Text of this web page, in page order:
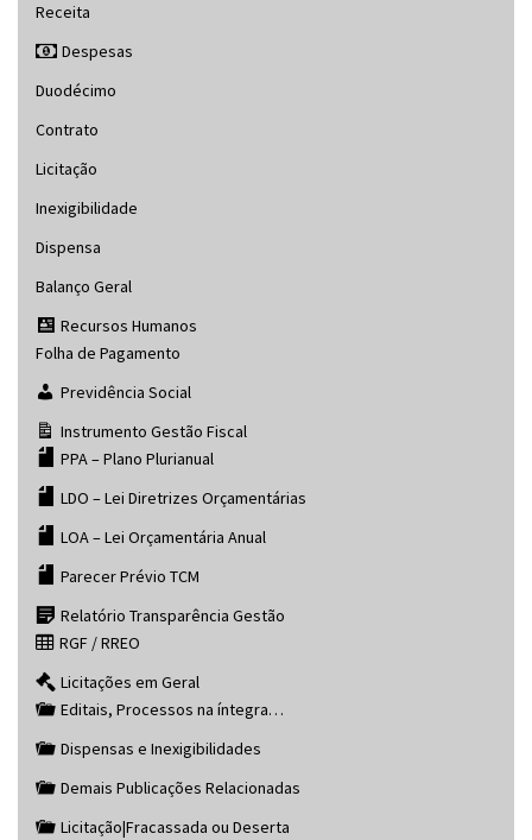
Receita
Despesas
Duodécimo
Contrato
Licitação
Inexigibilidade
Dispensa
Balanço Geral
Recursos Humanos
Folha de Pagamento
Previdência Social
Instrumento Gestão Fiscal
PPA – Plano Plurianual
LDO – Lei Diretrizes Orçamentárias
LOA – Lei Orçamentária Anual
Parecer Prévio TCM
Relatório Transparência Gestão
RGF / RREO
Licitações em Geral
Editais, Processos na íntegra…
Dispensas e Inexigibilidades
Demais Publicações Relacionadas
Licitação|Fracassada ou Deserta